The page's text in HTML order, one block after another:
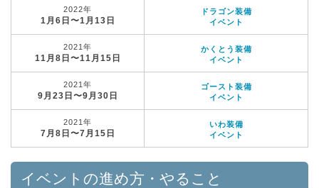
2022年
1月6日〜1月13日
ドラゴン装備
イベント
2021年
11月8日〜11月15日
かくとう装備
イベント
2021年
9月23日〜9月30日
ゴースト装備
イベント
2021年
7月8日〜7月15日
いわ装備
イベント
イベントの進め方・やること